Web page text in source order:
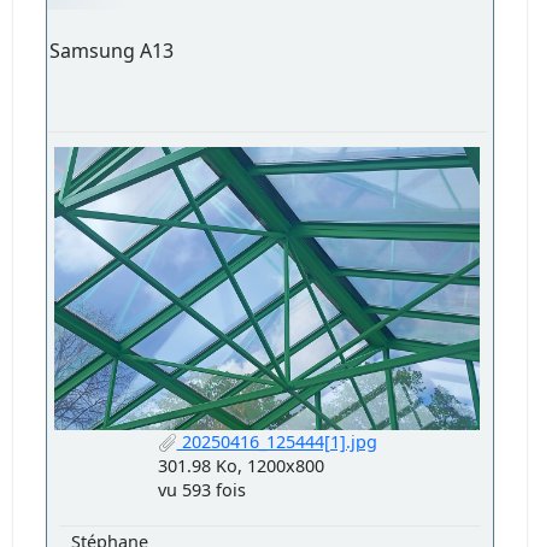
Samsung A13
20250416_125444[1].jpg
301.98 Ko, 1200x800
vu 593 fois
Stéphane